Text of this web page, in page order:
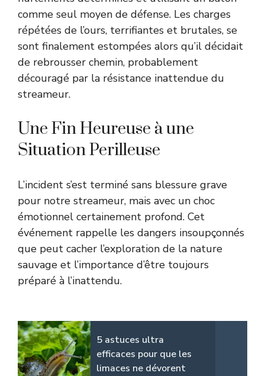
comme seul moyen de défense. Les charges
répétées de l’ours, terrifiantes et brutales, se
sont finalement estompées alors qu’il décidait
de rebrousser chemin, probablement
découragé par la résistance inattendue du
streameur.
Une Fin Heureuse à une
Situation Perilleuse
L’incident s’est terminé sans blessure grave
pour notre streameur, mais avec un choc
émotionnel certainement profond. Cet
événement rappelle les dangers insoupçonnés
que peut cacher l’exploration de la nature
sauvage et l’importance d’être toujours
préparé à l’inattendu.
5 astuces ultra
efficaces pour que les
limaces ne dévorent